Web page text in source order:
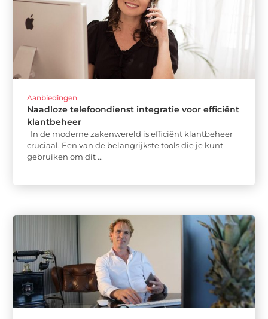
Aanbiedingen
Naadloze telefoondienst integratie voor efficiënt
klantbeheer
In de moderne zakenwereld is efficiënt klantbeheer
cruciaal. Een van de belangrijkste tools die je kunt
gebruiken om dit ...